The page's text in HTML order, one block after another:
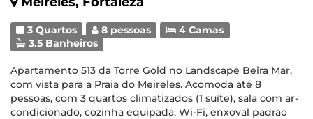
3 Quartos 8 pessoas
4 Camas
3.5 Banheiros
Apartamento 513 da Torre Gold no Landscape Beira Mar,
com vista para a Praia do Meireles. Acomoda até 8
pessoas, com 3 quartos climatizados (1 suíte), sala com ar-
condicionado, cozinha equipada, Wi-Fi, enxoval padrão